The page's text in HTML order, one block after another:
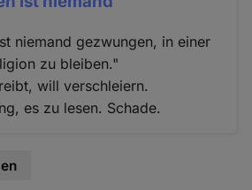
niemand gezwungen, in einer
zu bleiben."
will verschleiern.
es zu lesen. Schade.